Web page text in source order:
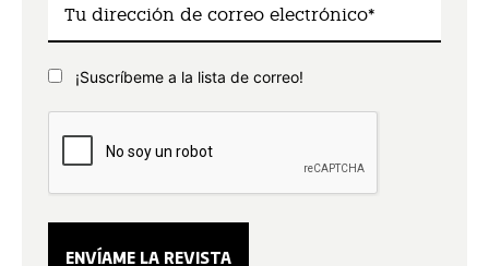
¡Suscríbeme a la lista de correo!